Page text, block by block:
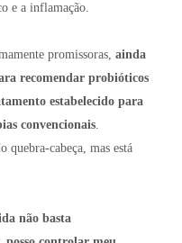
e a inflamação.
promissoras, ainda
recomendar probióticos
estabelecido para
convencionais.
quebra-cabeça, mas está
não basta